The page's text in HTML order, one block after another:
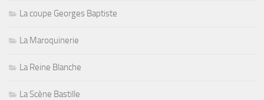
La coupe Georges Baptiste
La Maroquinerie
La Reine Blanche
La Scène Bastille